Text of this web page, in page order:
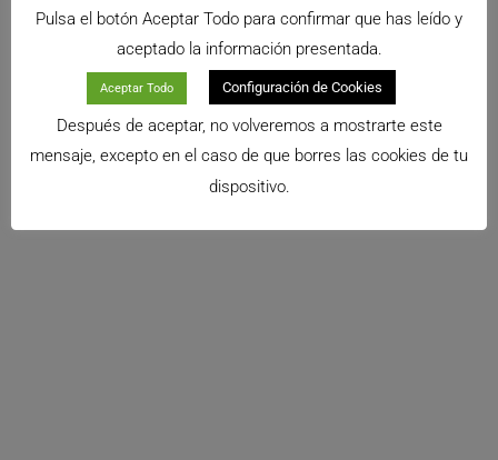
Snacks Crukiss de Vegetales 150g
Los Snacks Crukiss de Vegetales 150g, están compuestos
por deliciosos
Leer Más >>
Pulsa el botón Aceptar Todo para confirmar que has leído y
aceptado la información presentada.
Aceptar Todo Configuración de Cookies
Después de aceptar, no volveremos a mostrarte este
mensaje, excepto en el caso de que borres las cookies de tu
dispositivo.